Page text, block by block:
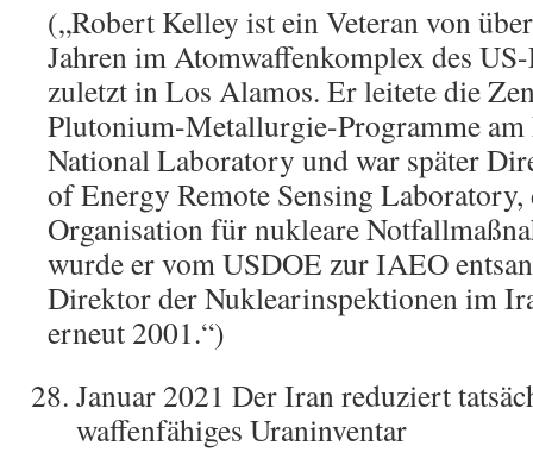
(„Robert Kelley ist ein Veteran von
Jahren im Atomwaffenkomplex des
zuletzt in Los Alamos. Er leitete die
Plutonium-Metallurgie-Programme
National Laboratory und war später
of Energy Remote Sensing
Organisation für nukleare
wurde er vom USDOE zur IAEO
Direktor der Nuklearinspektionen im
erneut 2001.“)
Januar 2021 Der Iran reduziert
waffenfähiges Uraninventar